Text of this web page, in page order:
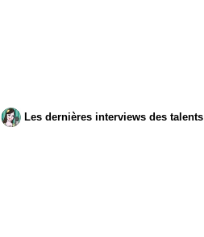
Les dernières interviews des talents